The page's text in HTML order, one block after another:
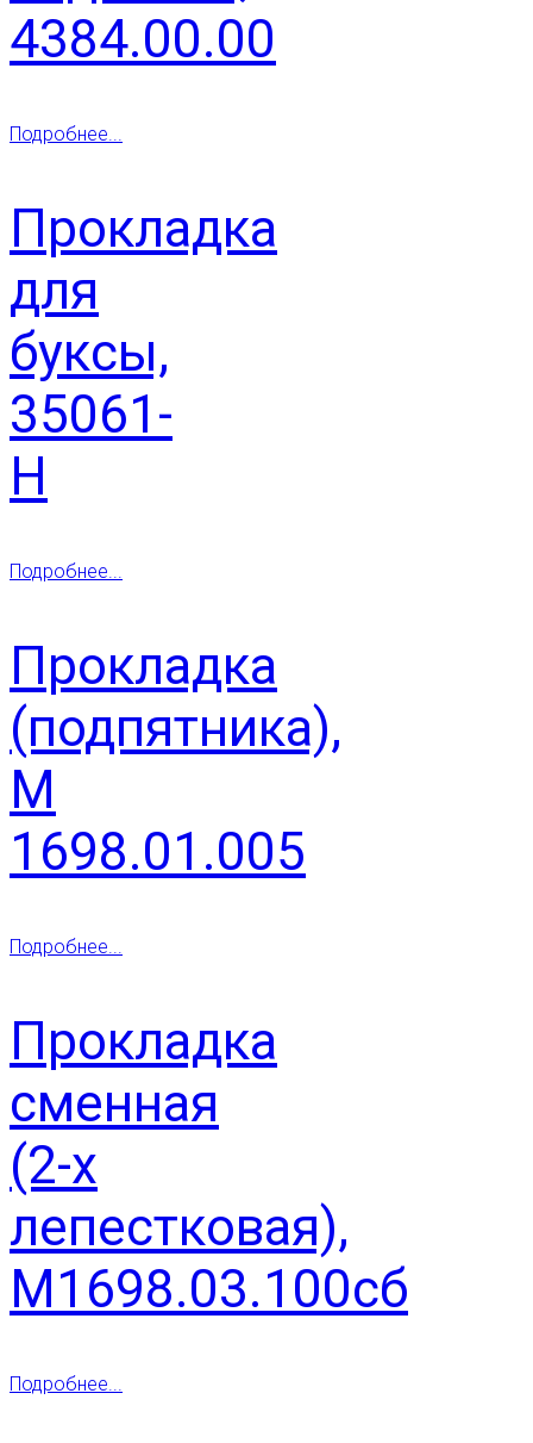
4384.00.00
Подробнее...
Прокладка
для
буксы,
35061-
Н
Подробнее...
Прокладка
(подпятника),
М
1698.01.005
Подробнее...
Прокладка
сменная
(2-х
лепестковая),
М1698.03.100сб
Подробнее...